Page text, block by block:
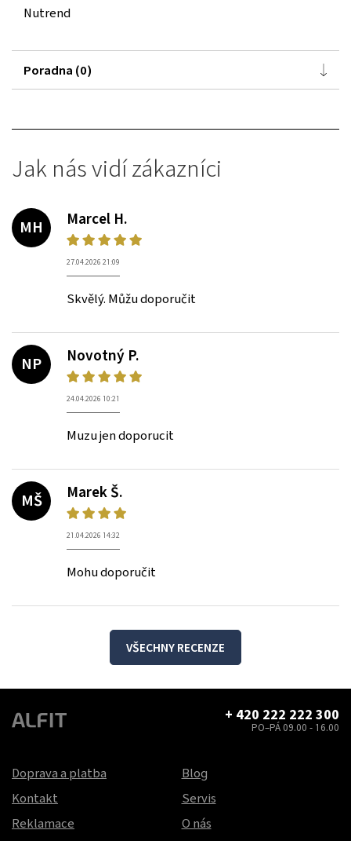
Nutrend
Poradna (0)
Jak nás vidí zákazníci
MH
Marcel H.
27.04.2026 21:09
Skvělý. Můžu doporučit
NP
Novotný P.
24.04.2026 10:21
Muzu jen doporucit
MŠ
Marek Š.
21.04.2026 14:32
Mohu doporučit
VŠECHNY RECENZE
+ 420 222 222 300
PO–PÁ 09.00 - 16.00
Doprava a platba
Kontakt
Reklamace
Blog
Servis
O nás